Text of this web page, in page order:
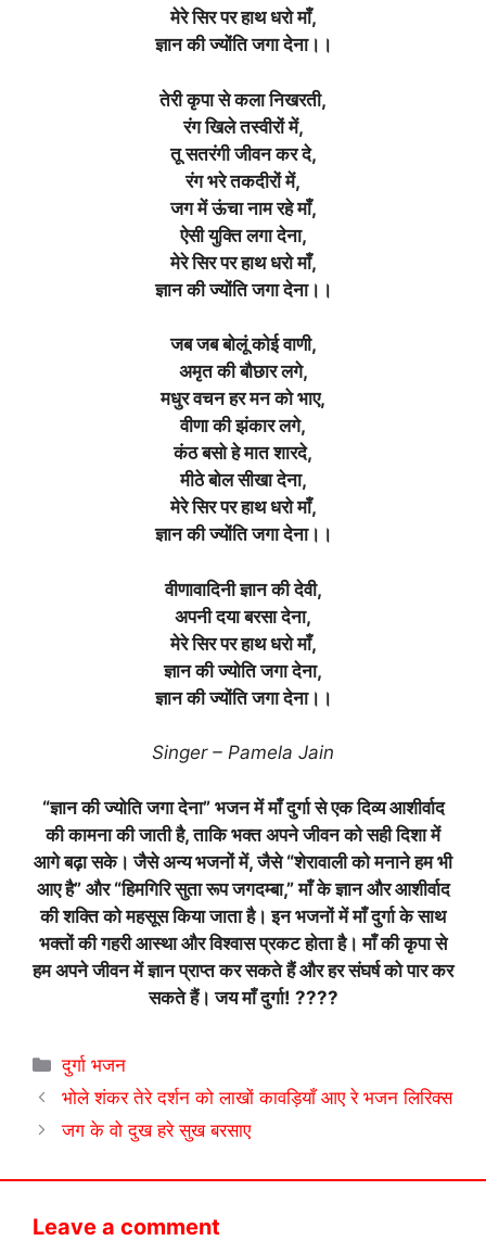
मेरे सिर पर हाथ धरो माँ,
ज्ञान की ज्योंति जगा देना।।
तेरी कृपा से कला निखरती,
रंग खिले तस्वीरों में,
तू सतरंगी जीवन कर दे,
रंग भरे तकदीरों में,
जग में ऊंचा नाम रहे माँ,
ऐसी युक्ति लगा देना,
मेरे सिर पर हाथ धरो माँ,
ज्ञान की ज्योंति जगा देना।।
जब जब बोलूं कोई वाणी,
अमृत ​​की बौछार लगे,
मधुर वचन हर मन को भाए,
वीणा की झंकार लगे,
कंठ बसो हे मात शारदे,
मीठे बोल सीखा देना,
मेरे सिर पर हाथ धरो माँ,
ज्ञान की ज्योंति जगा देना।।
वीणावादिनी ज्ञान की देवी,
अपनी दया बरसा देना,
मेरे सिर पर हाथ धरो माँ,
ज्ञान की ज्योति जगा देना,
ज्ञान की ज्योंति जगा देना।।
Singer – Pamela Jain
“ज्ञान की ज्योति जगा देना” भजन में माँ दुर्गा से एक दिव्य आशीर्वाद
की कामना की जाती है, ताकि भक्त अपने जीवन को सही दिशा में
आगे बढ़ा सके। जैसे अन्य भजनों में, जैसे “शेरावाली को मनाने हम भी
आए है” और “हिमगिरि सुता रूप जगदम्बा,” माँ के ज्ञान और आशीर्वाद
की शक्ति को महसूस किया जाता है। इन भजनों में माँ दुर्गा के साथ
भक्तों की गहरी आस्था और विश्वास प्रकट होता है। माँ की कृपा से
हम अपने जीवन में ज्ञान प्राप्त कर सकते हैं और हर संघर्ष को पार कर
सकते हैं। जय माँ दुर्गा! ????
Categories
दुर्गा भजन
भोले शंकर तेरे दर्शन को लाखों कावड़ियाँ आए रे भजन लिरिक्स
जग के वो दुख हरे सुख बरसाए
Leave a comment